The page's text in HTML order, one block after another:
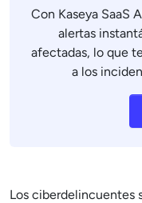
Con Kaseya SaaS
alertas
afectadas, lo que
a los
Los ciberdelincuentes